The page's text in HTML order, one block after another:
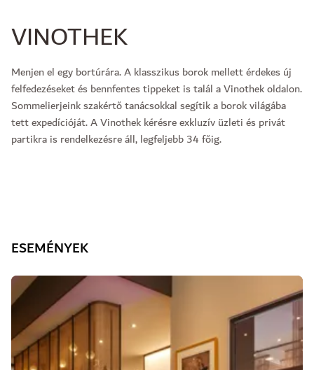
VINOTHEK
Menjen el egy bortúrára. A klasszikus borok mellett érdekes új
felfedezéseket és bennfentes tippeket is talál a Vinothek oldalon.
Sommelierjeink szakértő tanácsokkal segítik a borok világába
tett expedícióját. A Vinothek kérésre exkluzív üzleti és privát
partikra is rendelkezésre áll, legfeljebb 34 főig.
ESEMÉNYEK
Dia: 1 of 2